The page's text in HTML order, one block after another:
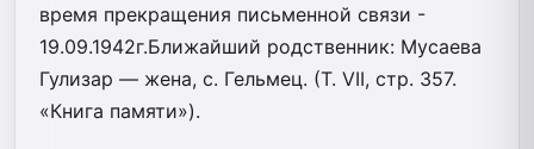
время прекращения письменной связи -
19.09.1942г.Ближайший родственник: Мусаева
Гулизар — жена, с. Гельмец. (Т. VII, стр. 357.
«Книга памяти»).